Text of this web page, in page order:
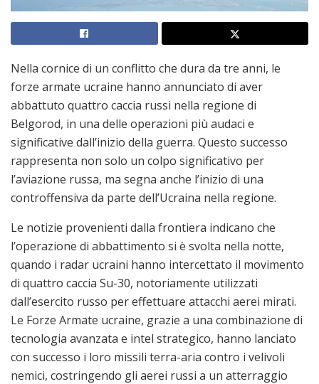
Nella cornice di un conflitto che dura da tre anni, le
forze armate ucraine hanno annunciato di aver
abbattuto quattro caccia russi nella regione di
Belgorod, in una delle operazioni più audaci e
significative dall’inizio della guerra. Questo successo
rappresenta non solo un colpo significativo per
l’aviazione russa, ma segna anche l’inizio di una
controffensiva da parte dell’Ucraina nella regione.
Le notizie provenienti dalla frontiera indicano che
l’operazione di abbattimento si è svolta nella notte,
quando i radar ucraini hanno intercettato il movimento
di quattro caccia Su-30, notoriamente utilizzati
dall’esercito russo per effettuare attacchi aerei mirati.
Le Forze Armate ucraine, grazie a una combinazione di
tecnologia avanzata e intel strategico, hanno lanciato
con successo i loro missili terra-aria contro i velivoli
nemici, costringendo gli aerei russi a un atterraggio